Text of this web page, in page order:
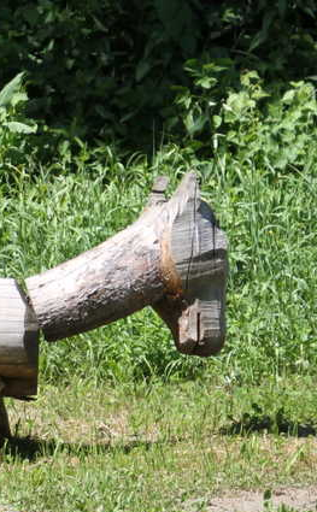
PARTNERGEMEINDE
FOTOGALERIE
Verwandte Einträge
03.07.2026 - Bericht vom
Ausflug nach Kärnten
18.04.2026 - Frühjahrsputz
2026
Weltmeisterliche
Rettungshundearbeit in
Kraubath an der Mur
20. Kraubather
Hallenfußballturnier
9.1.2026
Wunschkonzert 2025
05.12.2025 - Rorate mit
unseren VS-Kindern